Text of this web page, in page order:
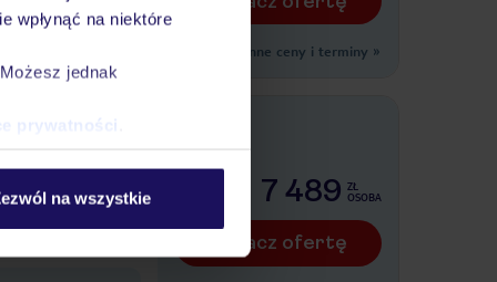
wpłynąć na niektóre
jednak
prywatności
na wszystkie
Inne ceny i terminy »
Tylko w TUI
DEL CARMEN
7 489 ZŁ
OSOBA
Zobacz ofertę